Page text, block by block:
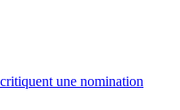
une nomination